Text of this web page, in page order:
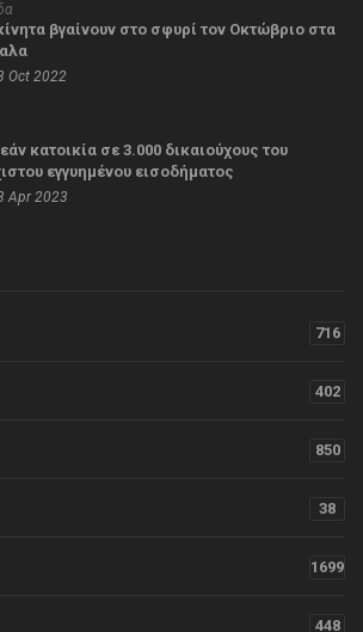
βγαίνουν στο σφυρί τον Οκτώβριο στα
Oct 2022
κατοικία σε 3.000 δικαιούχους του
εγγυημένου εισοδήματος
Apr 2023
716
402
850
38
1699
448